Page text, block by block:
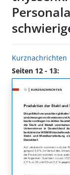
Kurznachrichten
Seiten 12 - 13: